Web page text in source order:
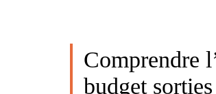
Comprendre
budget sorties